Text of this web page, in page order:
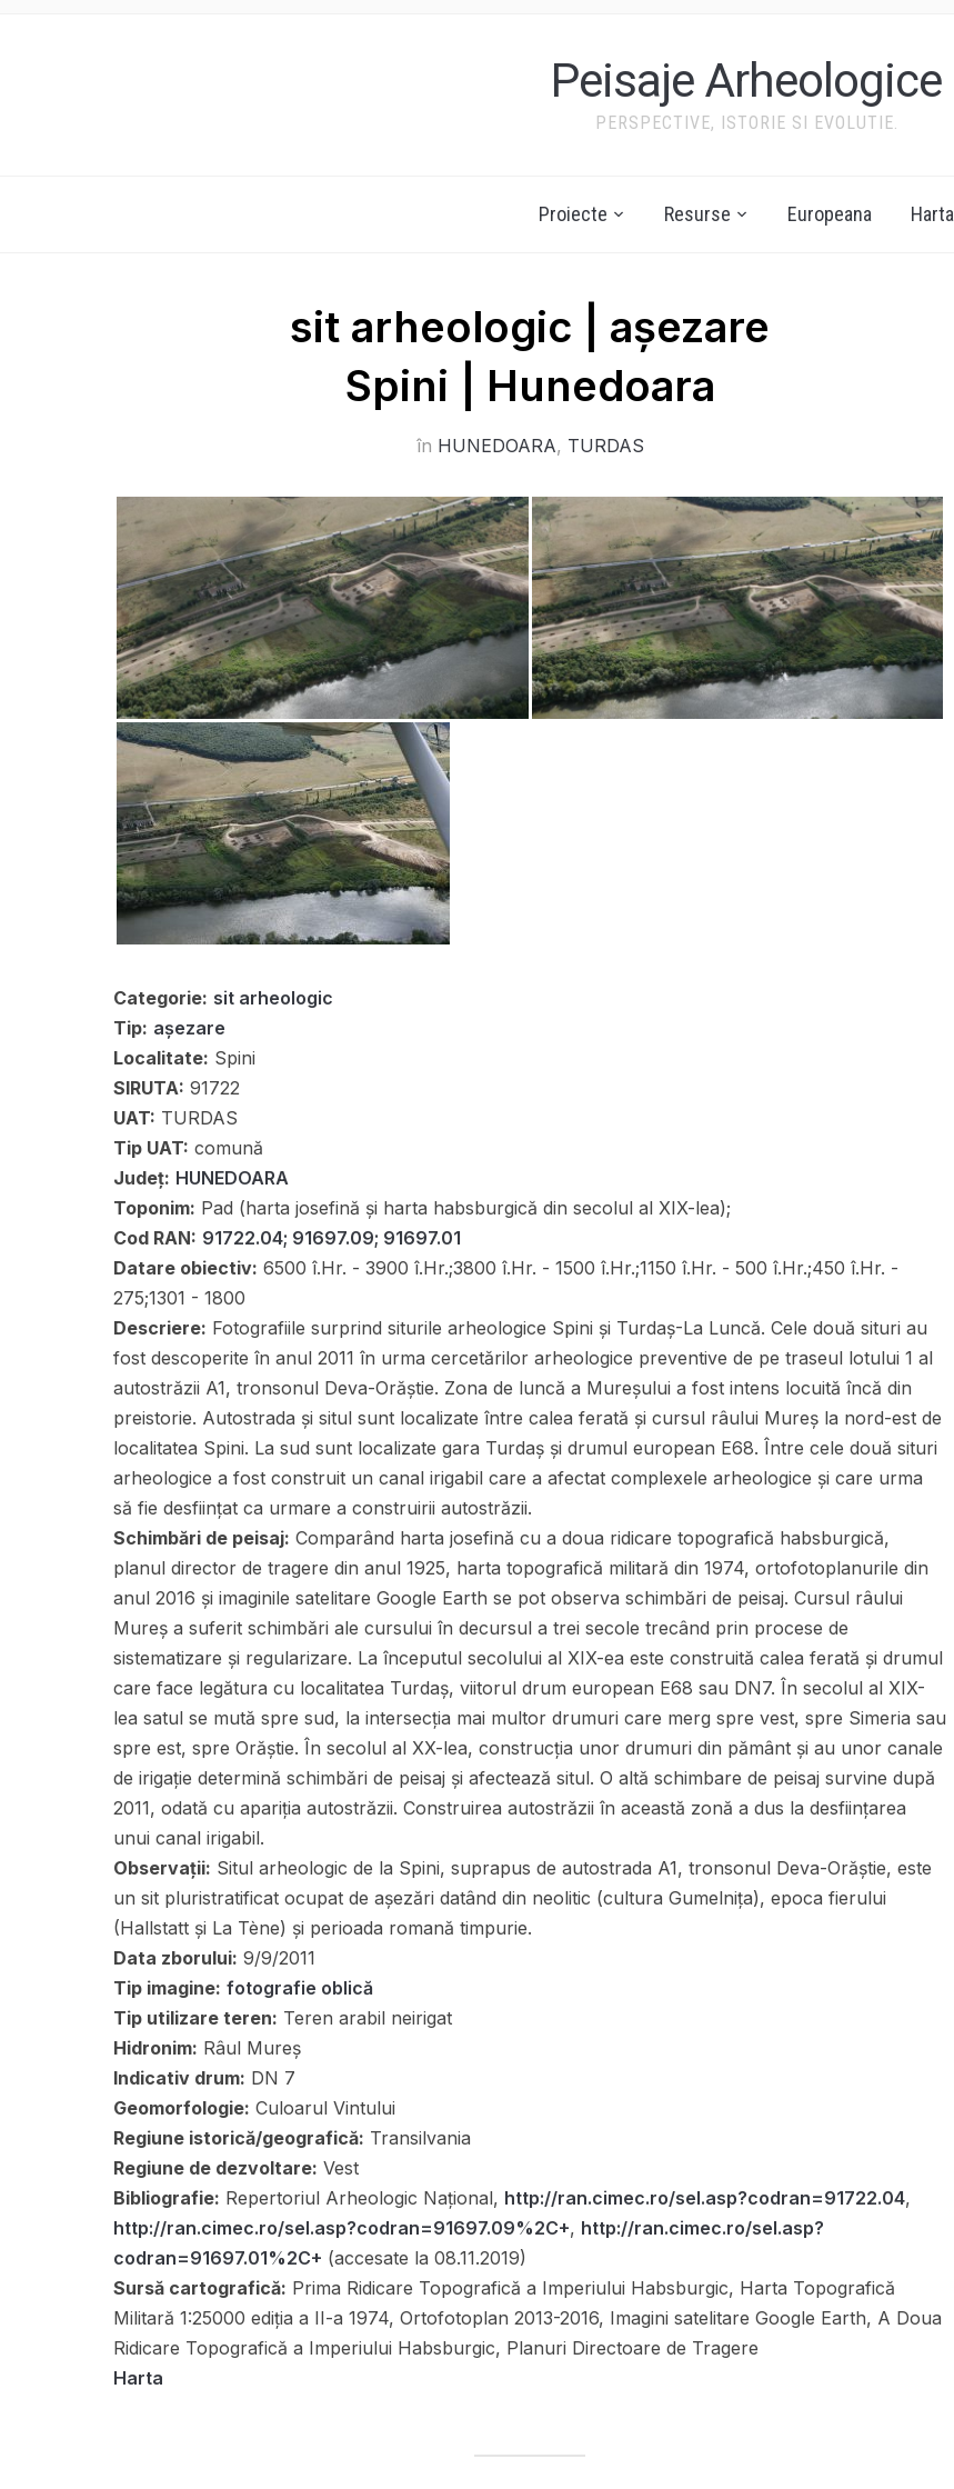
Peisaje Arheologice
PERSPECTIVE, ISTORIE SI EVOLUTIE.
Proiecte Resurse Europeana Harta
sit arheologic | așezare
Spini | Hunedoara
în HUNEDOARA, TURDAS
Categorie: sit arheologic
Tip: așezare
Localitate: Spini
SIRUTA: 91722
UAT: TURDAS
Tip UAT: comună
Județ: HUNEDOARA
Toponim: Pad (harta josefină și harta habsburgică din secolul al XIX-lea);
Cod RAN: 91722.04; 91697.09; 91697.01
Datare obiectiv: 6500 î.Hr. - 3900 î.Hr.;3800 î.Hr. - 1500 î.Hr.;1150 î.Hr. - 500 î.Hr.;450 î.Hr. -
275;1301 - 1800
Descriere: Fotografiile surprind siturile arheologice Spini și Turdaș-La Luncă. Cele două situri au
fost descoperite în anul 2011 în urma cercetărilor arheologice preventive de pe traseul lotului 1 al
autostrăzii A1, tronsonul Deva-Orăștie. Zona de luncă a Mureșului a fost intens locuită încă din
preistorie. Autostrada și situl sunt localizate între calea ferată și cursul râului Mureș la nord-est de
localitatea Spini. La sud sunt localizate gara Turdaș și drumul european E68. Între cele două situri
arheologice a fost construit un canal irigabil care a afectat complexele arheologice și care urma
să fie desființat ca urmare a construirii autostrăzii.
Schimbări de peisaj: Comparând harta josefină cu a doua ridicare topografică habsburgică,
planul director de tragere din anul 1925, harta topografică militară din 1974, ortofotoplanurile din
anul 2016 și imaginile satelitare Google Earth se pot observa schimbări de peisaj. Cursul râului
Mureș a suferit schimbări ale cursului în decursul a trei secole trecând prin procese de
sistematizare și regularizare. La începutul secolului al XIX-ea este construită calea ferată și drumul
care face legătura cu localitatea Turdaș, viitorul drum european E68 sau DN7. În secolul al XIX-
lea satul se mută spre sud, la intersecția mai multor drumuri care merg spre vest, spre Simeria sau
spre est, spre Orăștie. În secolul al XX-lea, construcția unor drumuri din pământ și au unor canale
de irigație determină schimbări de peisaj și afectează situl. O altă schimbare de peisaj survine după
2011, odată cu apariția autostrăzii. Construirea autostrăzii în această zonă a dus la desființarea
unui canal irigabil.
Observații: Situl arheologic de la Spini, suprapus de autostrada A1, tronsonul Deva-Orăștie, este
un sit pluristratificat ocupat de așezări datând din neolitic (cultura Gumelnița), epoca fierului
(Hallstatt și La Tène) și perioada romană timpurie.
Data zborului: 9/9/2011
Tip imagine: fotografie oblică
Tip utilizare teren: Teren arabil neirigat
Hidronim: Râul Mureș
Indicativ drum: DN 7
Geomorfologie: Culoarul Vintului
Regiune istorică/geografică: Transilvania
Regiune de dezvoltare: Vest
Bibliografie: Repertoriul Arheologic Național, http://ran.cimec.ro/sel.asp?codran=91722.04,
http://ran.cimec.ro/sel.asp?codran=91697.09%2C+, http://ran.cimec.ro/sel.asp?
codran=91697.01%2C+ (accesate la 08.11.2019)
Sursă cartografică: Prima Ridicare Topografică a Imperiului Habsburgic, Harta Topografică
Militară 1:25000 ediția a II-a 1974, Ortofotoplan 2013-2016, Imagini satelitare Google Earth, A Doua
Ridicare Topografică a Imperiului Habsburgic, Planuri Directoare de Tragere
Harta